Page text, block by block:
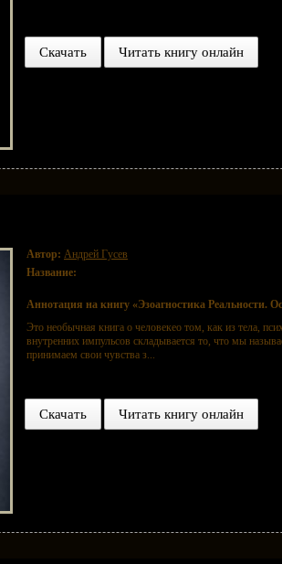
Скачать Читать книгу онлайн
Автор: Андрей Гусев
Название:
Аннотация на книгу «Эзоагностика Реальности.
Это необычная книга о человекео том, как из тела,
внутренних импульсов складывается то, что мы
принимаем свои чувства з...
Скачать Читать книгу онлайн